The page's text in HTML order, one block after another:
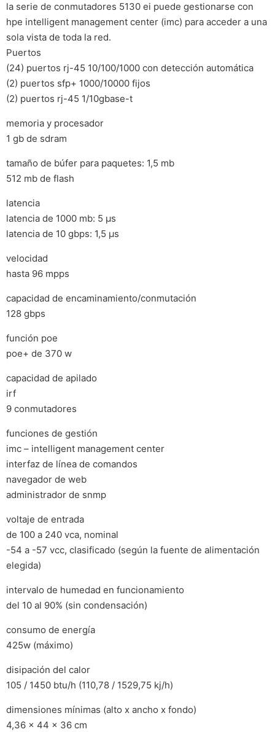
la serie de conmutadores 5130 ei puede gestionarse con
hpe intelligent management center (imc) para acceder a una
sola vista de toda la red.
Puertos
(24) puertos rj-45 10/100/1000 con detección automática
(2) puertos sfp+ 1000/10000 fijos
(2) puertos rj-45 1/10gbase-t
memoria y procesador
1 gb de sdram
tamaño de búfer para paquetes: 1,5 mb
512 mb de flash
latencia
latencia de 1000 mb: 5 µs
latencia de 10 gbps: 1,5 µs
velocidad
hasta 96 mpps
capacidad de encaminamiento/conmutación
128 gbps
función poe
poe+ de 370 w
capacidad de apilado
irf
9 conmutadores
funciones de gestión
imc – intelligent management center
interfaz de línea de comandos
navegador de web
administrador de snmp
voltaje de entrada
de 100 a 240 vca, nominal
-54 a -57 vcc, clasificado (según la fuente de alimentación
elegida)
intervalo de humedad en funcionamiento
del 10 al 90% (sin condensación)
consumo de energía
425w (máximo)
disipación del calor
105 / 1450 btu/h (110,78 / 1529,75 kj/h)
dimensiones mínimas (alto x ancho x fondo)
4,36 x 44 x 36 cm